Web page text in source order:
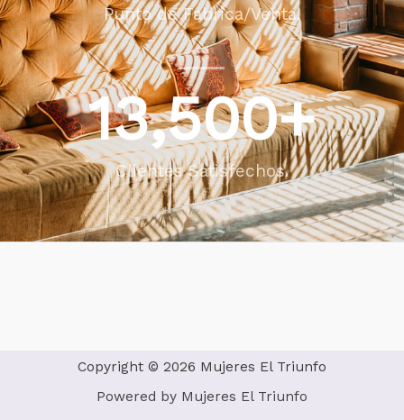
Punto de Fabrica/Venta.
Clientes Satisfechos.
13,500+
Copyright © 2026 Mujeres El Triunfo
Powered by Mujeres El Triunfo